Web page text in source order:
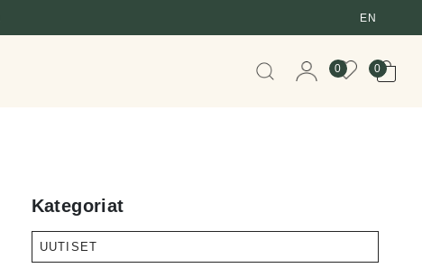
EN
When autocomplete
0 0
Kategoriat
UUTISET